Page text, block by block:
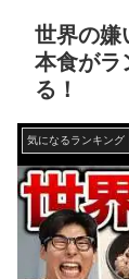
世界の嫌
本食が
る！
気になるランキング